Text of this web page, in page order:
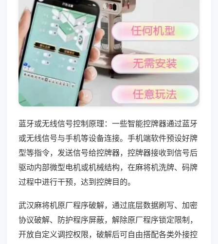
蓝牙或无线信号控制原理：一些智能控牌器通过蓝牙
或无线信号与手机等设备连接。手机端软件预设好牌
型等指令，发送信号给控牌器，控牌器接收到信号后
驱动内部微型电机或机械结构，在麻将机洗牌、码牌
过程中进行干预，达到控牌目的。
武汉麻将机原厂程序破解，通过底层数据刷写、加密
协议破解、防护程序屏蔽，解除原厂程序锁定限制，
开放自定义调控权限，破解后可自由搭配各类外接控